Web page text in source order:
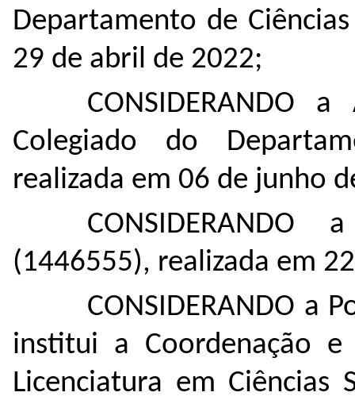
Departamento de
29 de abril de 2022;
CONSIDERANDO
a
Colegiado do
realizada em 06 de junho
CONSIDERANDO
(1446555), realizada em
CONSIDERANDO a
institui a Coordenação e
Licenciatura em